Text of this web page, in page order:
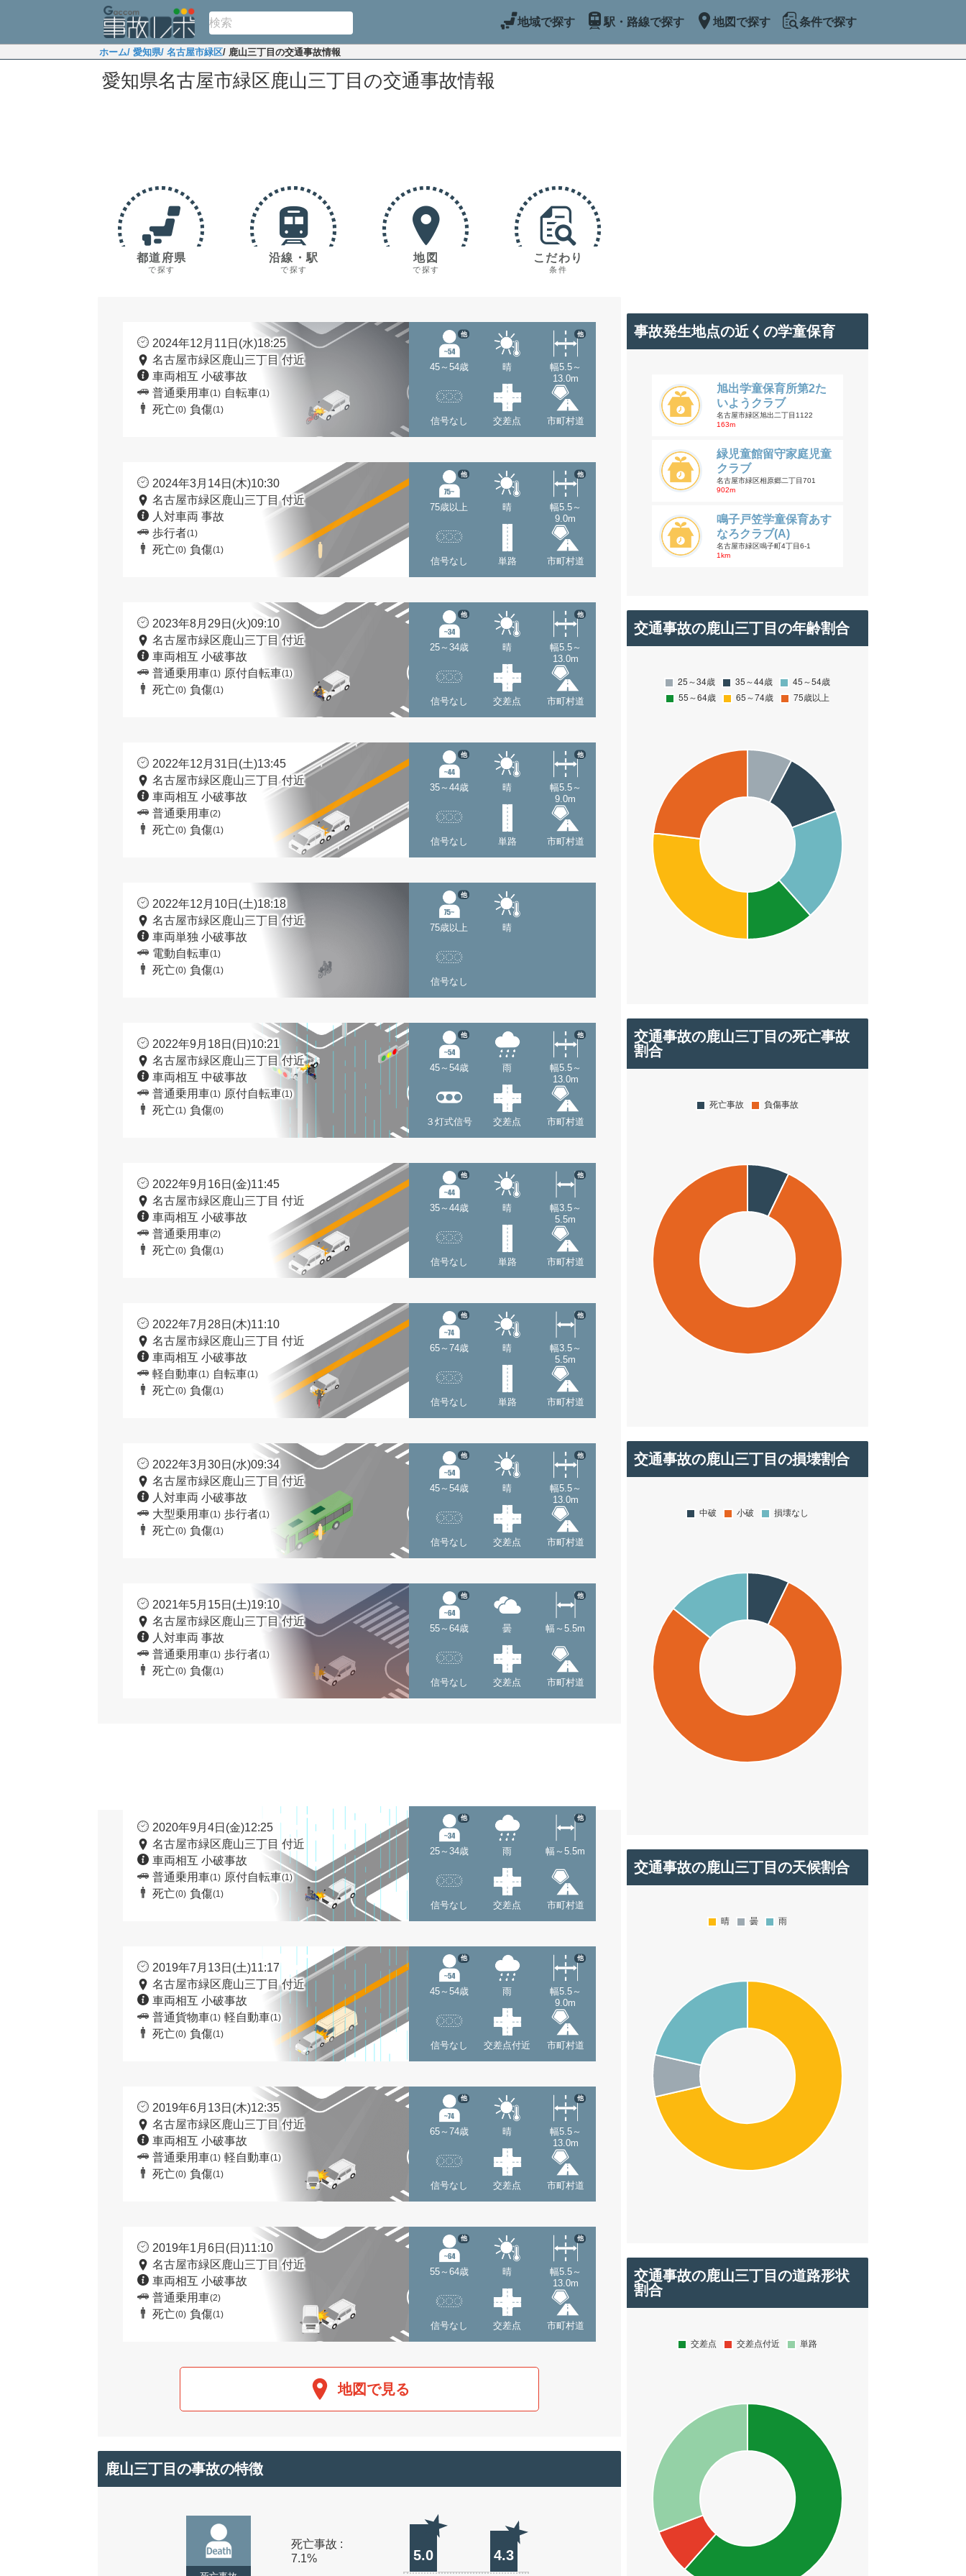
地域で探す 駅・路線で探す 地図で探す 条件で探す
ホーム/ 愛知県/ 名古屋市緑区/ 鹿山三丁目の交通事故情報
愛知県名古屋市緑区鹿山三丁目の交通事故情報
都道府県
で探す
沿線・駅
で探す
地図
で探す
こだわり
条件
2024年12月11日(水)18:25
名古屋市緑区鹿山三丁目 付近
車両相互 小破事故
普通乗用車(1) 自転車(1)
死亡(0) 負傷(1)
45～54歳
他
晴
幅5.5～
13.0m
他
信号なし 交差点 市町村道
2024年3月14日(木)10:30
名古屋市緑区鹿山三丁目 付近
人対車両 事故
歩行者(1)
死亡(0) 負傷(1)
75歳以上
他
晴
幅5.5～
9.0m
他
信号なし 単路 市町村道
2023年8月29日(火)09:10
名古屋市緑区鹿山三丁目 付近
車両相互 小破事故
普通乗用車(1) 原付自転車(1)
死亡(0) 負傷(1)
25～34歳
他
晴
幅5.5～
13.0m
他
信号なし 交差点 市町村道
2022年12月31日(土)13:45
名古屋市緑区鹿山三丁目 付近
車両相互 小破事故
普通乗用車(2)
死亡(0) 負傷(1)
35～44歳
他
晴
幅5.5～
9.0m
他
信号なし 単路 市町村道
2022年12月10日(土)18:18
名古屋市緑区鹿山三丁目 付近
車両単独 小破事故
電動自転車(1)
死亡(0) 負傷(1)
75歳以上
他
晴
信号なし
2022年9月18日(日)10:21
名古屋市緑区鹿山三丁目 付近
車両相互 中破事故
普通乗用車(1) 原付自転車(1)
死亡(1) 負傷(0)
45～54歳
他
雨
幅5.5～
13.0m
他
３灯式信号 交差点 市町村道
2022年9月16日(金)11:45
名古屋市緑区鹿山三丁目 付近
車両相互 小破事故
普通乗用車(2)
死亡(0) 負傷(1)
35～44歳
他
晴
幅3.5～
5.5m
他
信号なし 単路 市町村道
2022年7月28日(木)11:10
名古屋市緑区鹿山三丁目 付近
車両相互 小破事故
軽自動車(1) 自転車(1)
死亡(0) 負傷(1)
65～74歳
他
晴
幅3.5～
5.5m
他
信号なし 単路 市町村道
2022年3月30日(水)09:34
名古屋市緑区鹿山三丁目 付近
人対車両 小破事故
大型乗用車(1) 歩行者(1)
死亡(0) 負傷(1)
45～54歳
他
晴
幅5.5～
13.0m
他
信号なし 交差点 市町村道
2021年5月15日(土)19:10
名古屋市緑区鹿山三丁目 付近
人対車両 事故
普通乗用車(1) 歩行者(1)
死亡(0) 負傷(1)
55～64歳
他
曇 幅～5.5m
他
信号なし 交差点 市町村道
2020年9月4日(金)12:25
名古屋市緑区鹿山三丁目 付近
車両相互 小破事故
普通乗用車(1) 原付自転車(1)
死亡(0) 負傷(1)
25～34歳
他
雨 幅～5.5m
他
信号なし 交差点 市町村道
2019年7月13日(土)11:17
名古屋市緑区鹿山三丁目 付近
車両相互 小破事故
普通貨物車(1) 軽自動車(1)
死亡(0) 負傷(1)
45～54歳
他
雨
幅5.5～
9.0m
他
信号なし 交差点付近 市町村道
2019年6月13日(木)12:35
名古屋市緑区鹿山三丁目 付近
車両相互 小破事故
普通乗用車(1) 軽自動車(1)
死亡(0) 負傷(1)
65～74歳
他
晴
幅5.5～
13.0m
他
信号なし 交差点 市町村道
2019年1月6日(日)11:10
名古屋市緑区鹿山三丁目 付近
車両相互 小破事故
普通乗用車(2)
死亡(0) 負傷(1)
55～64歳
他
晴
幅5.5～
13.0m
他
信号なし 交差点 市町村道
地図で見る
鹿山三丁目の事故の特徴
死亡事故 :
7.1%
5.0 4.3
事故発生地点の近くの学童保育
旭出学童保育所第2た
いようクラブ
名古屋市緑区旭出二丁目1122
163m
緑児童館留守家庭児童
クラブ
名古屋市緑区相原郷二丁目701
902m
鳴子戸笠学童保育あす
なろクラブ(A)
名古屋市緑区鳴子町4丁目6-1
1km
交通事故の鹿山三丁目の年齢割合
交通事故の鹿山三丁目の死亡事故
割合
交通事故の鹿山三丁目の損壊割合
交通事故の鹿山三丁目の天候割合
交通事故の鹿山三丁目の道路形状
割合